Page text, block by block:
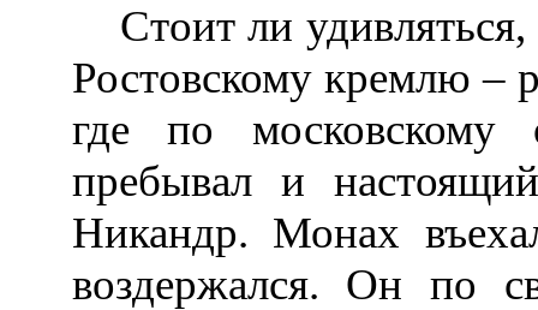
Стоит ли удивляться,
Ростовскому кремлю –
где по московскому
пребывал и
Никандр. Монах
воздержался. Он по